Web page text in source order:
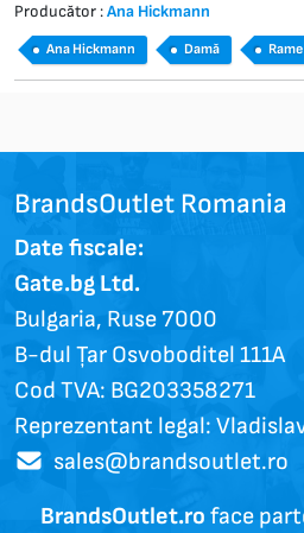
Producător :Ana Hickmann
Ana Hickmann Damă
BrandsOutlet Romania
Date fiscale:
Gate.bg Ltd.
Bulgaria, Ruse 7000
B-dul Țar Osvoboditel 111A
Cod TVA: BG203358271
Reprezentant legal:
sales@brandsoutlet.ro
BrandsOutlet.ro face